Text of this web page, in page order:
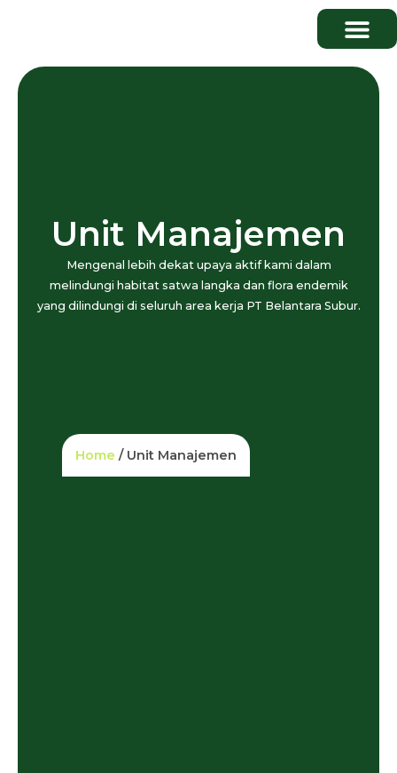
Unit Manajemen
Mengenal lebih dekat upaya aktif kami dalam
melindungi habitat satwa langka dan flora endemik
yang dilindungi di seluruh area kerja PT Belantara Subur.
Home / Unit Manajemen